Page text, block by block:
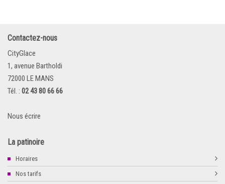
Contactez-nous
CityGlace
1, avenue Bartholdi
72000 LE MANS
Tél. : 02 43 80 66 66
Nous écrire
La patinoire
Horaires
Nos tarifs